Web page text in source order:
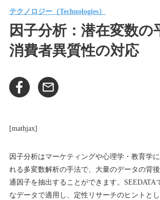
テクノロジー（Technologies）
因子分析：潜在変数の
消費者異質性の対応
[mathjax]
因子分析はマーケティングや心理学・教育学
れる多変数解析の手法で、大量のデータの背
通因子を抽出することができます。 SEEDATA
なデータで適用し、定性リサーチのヒントと